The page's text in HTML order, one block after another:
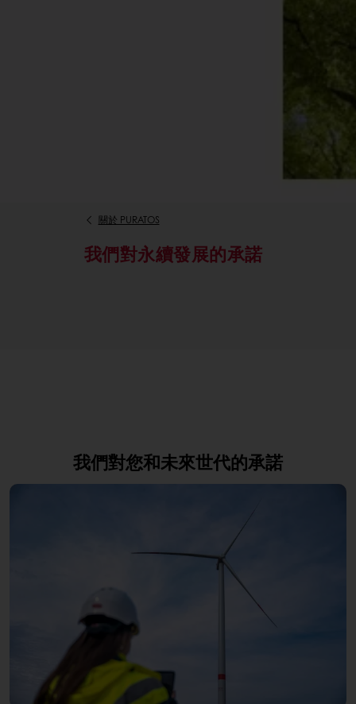
關於 PURATOS
我們對永續發展的承諾
我們對您和未來世代的承諾